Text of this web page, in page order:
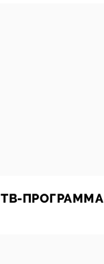
ТВ-ПРОГРАММА